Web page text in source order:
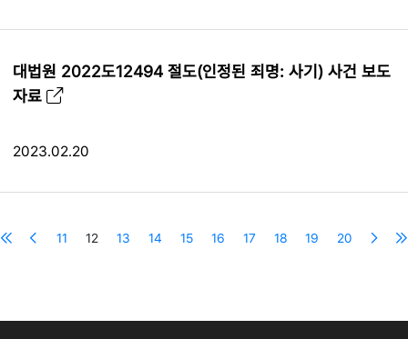
대법원 2022도12494 절도(인정된 죄명: 사기) 사건 보도
자료
2023.02.20
11 12 13 14 15 16 17 18 19 20